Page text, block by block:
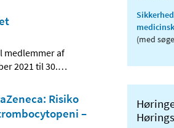
medlemmer af
2021 til 30.…
Risiko
–
(med